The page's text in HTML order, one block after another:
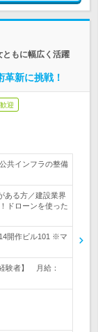
もに幅広く活躍
新に挑戦！
迎
共インフラの整備
る方／建設業界
ドローンを使った
開作ビル101 ※マ
験者】 月給：